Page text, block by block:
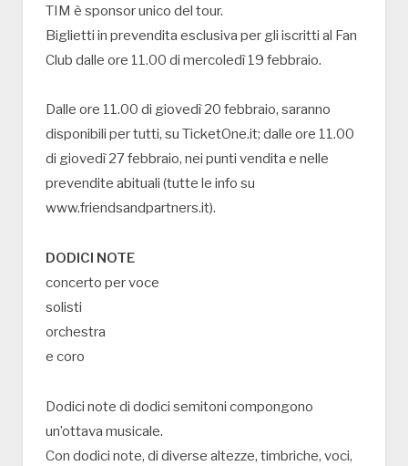
TIM è sponsor unico del tour.
Biglietti in prevendita esclusiva per gli iscritti al Fan
Club dalle ore 11.00 di mercoledì 19 febbraio.
Dalle ore 11.00 di giovedì 20 febbraio, saranno
disponibili per tutti, su TicketOne.it; dalle ore 11.00
di giovedì 27 febbraio, nei punti vendita e nelle
prevendite abituali (tutte le info su
www.friendsandpartners.it).
DODICI NOTE
concerto per voce
solisti
orchestra
e coro
Dodici note di dodici semitoni compongono
un’ottava musicale.
Con dodici note, di diverse altezze, timbriche, voci,